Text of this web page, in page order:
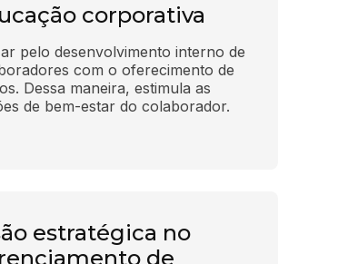
corporativa
pelo desenvolvimento interno de
com o oferecimento de
Dessa maneira, estimula as
de bem-estar do colaborador.
estratégica no
de